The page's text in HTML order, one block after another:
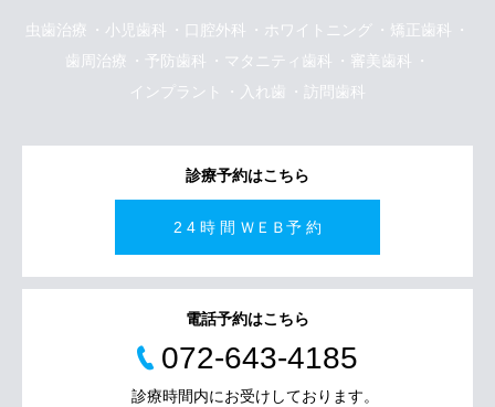
虫歯治療 小児歯科 口腔外科 ホワイトニング
矯正歯科
歯周治療
予防歯科 マタニティ歯科
審美歯科
インプラント
入れ歯 訪問歯科
診療予約はこちら
2 4 時 間 ＷＥＢ予 約
電話予約はこちら
072-643-4185
診療時間内にお受けしております。